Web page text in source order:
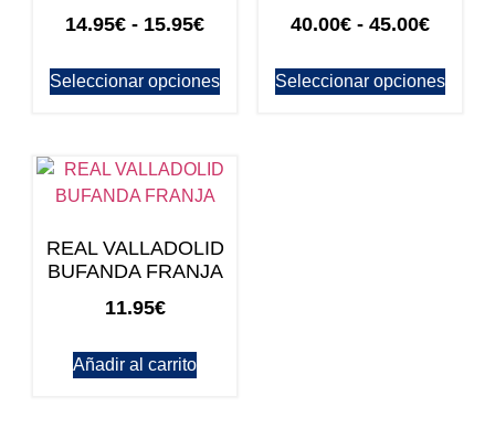
14.95€ - 15.95€
Seleccionar opciones
40.00€ - 45.00€
Seleccionar opciones
REAL VALLADOLID
BUFANDA FRANJA
11.95€
Añadir al carrito